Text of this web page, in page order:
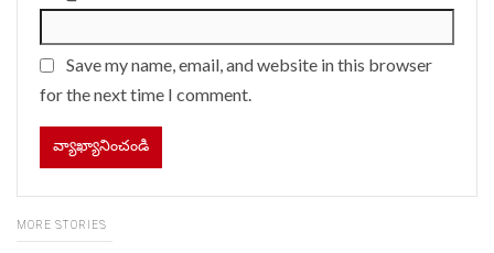
Save my name, email, and website in this browser
for the next time I comment.
MORE STORIES